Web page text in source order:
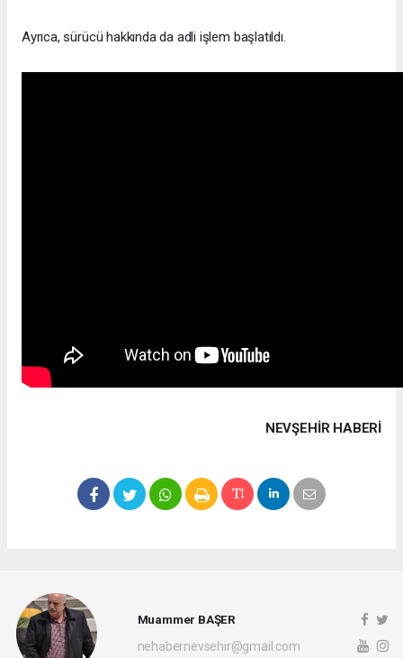
Ayrıca, sürücü hakkında da adli işlem başlatıldı.
NEVŞEHIR HABERİ
Muammer BAŞER
nehabernevsehir@gmail.com